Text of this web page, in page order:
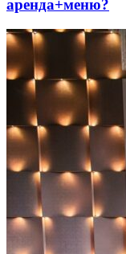
аренда+меню?